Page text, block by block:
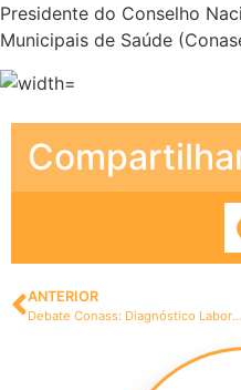
Presidente do Conselho
Municipais de Saúde
ANTERIOR
Debate Conass: Diagnóstico Laboratorial para Covid-19 – aspectos operacionais e processamento dos testes